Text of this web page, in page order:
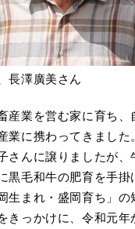
長澤廣美さん
産業を営む家に育ち、
業に携わってきました
さんに譲りましたが、
黒毛和牛の肥育を手掛
生まれ・盛岡育ち」の
きっかけに、令和元